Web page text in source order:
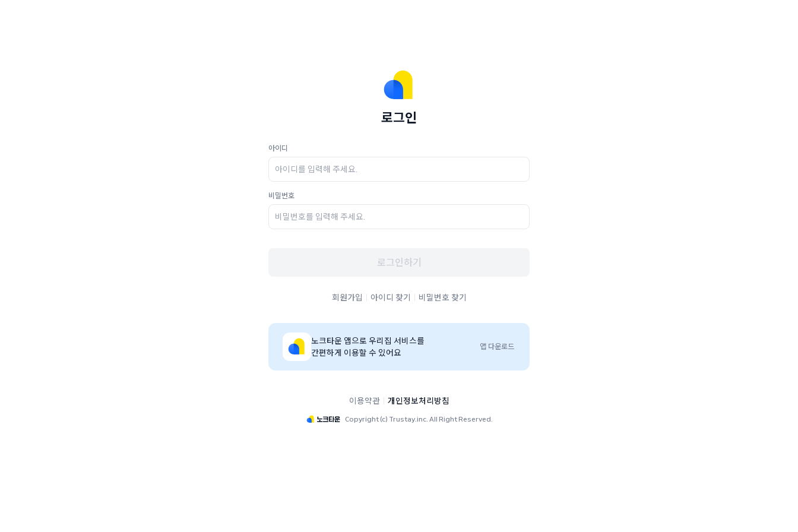
로그인
아이디
비밀번호
로그인하기
회원가입 아이디 찾기 비밀번호 찾기
노크타운 앱으로 우리집 서비스를
간편하게 이용할 수 있어요
앱 다운로드
이용약관 개인정보처리방침
Copyright (c) Trustay.inc. All Right Reserved.